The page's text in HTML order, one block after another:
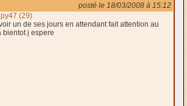
posté le 18/03/2008 à 15:12
(29)
un de ses jours en attendant fait attention au
bientot j espere